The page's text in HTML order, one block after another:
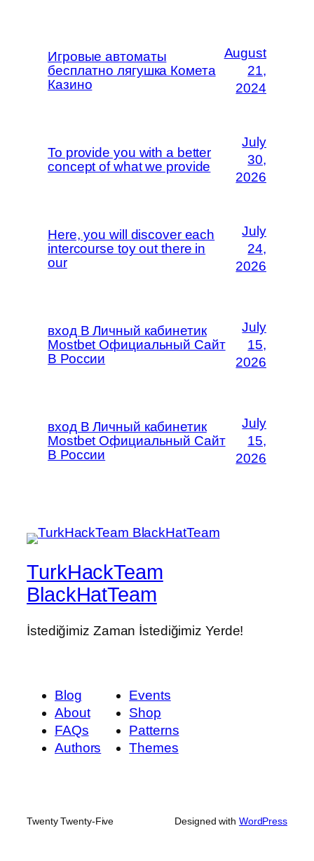
Игровые автоматы
бесплатно лягушка Комета
Казино
August
21,
2024
To provide you with a better
concept of what we provide
July
30,
2026
Here, you will discover each
intercourse toy out there in
our
July
24,
2026
вход В Личный кабинетик
Mostbet Официальный Сайт
В России
July
15,
2026
вход В Личный кабинетик
Mostbet Официальный Сайт
В России
July
15,
2026
TurkHackTeam
BlackHatTeam
İstediğimiz Zaman İstediğimiz Yerde!
Blog
About
FAQs
Authors
Events
Shop
Patterns
Themes
Twenty Twenty-Five Designed with WordPress